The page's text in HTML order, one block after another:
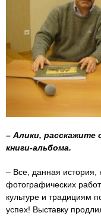
– Алики, расскажите
книги-альбома.
– Все, данная история,
фотографических
культуре и традициям
успех! Выставку